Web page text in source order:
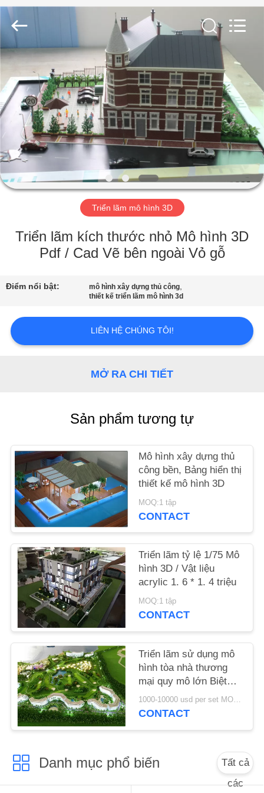
TRANG
CHỦ
CÁC
SẢN
PHẨM
VỀ
TÔI
QUAN
MÁY
LIÊN
HỆ
CHÚNG
TÔI
YÊU
CẦU
BÁO
GIÁ
ĐỒ
TRANG
WEB
POLICY
Guangzhou
Shangye
Model
Making
All
Rights
Reserved.
Triển lãm mô hình 3D
Triển lãm kích thước nhỏ Mô hình 3D
Pdf / Cad Vẽ bên ngoài Vỏ gỗ
Điểm nổi bật: mô hình xây dựng thủ công,
thiết kế triển lãm mô hình 3d
LIÊN HỆ CHÚNG TÔI!
MỞ RA CHI TIẾT
Sản phẩm tương tự
Mô hình xây dựng thủ
công bền, Bảng hiển thị
thiết kế mô hình 3D
MOQ:1 tập
CONTACT
Triển lãm tỷ lệ 1/75 Mô
hình 3D / Vật liệu
acrylic 1. 6 * 1. 4 triệu
MOQ:1 tập
CONTACT
Triển lãm sử dụng mô
hình tòa nhà thương
mại quy mô lớn Biệt
thự nghỉ dưỡng phong
cách
1000-10000 usd per set MOQ:1 tập
CONTACT
Danh mục phổ biến
Tất cả
các